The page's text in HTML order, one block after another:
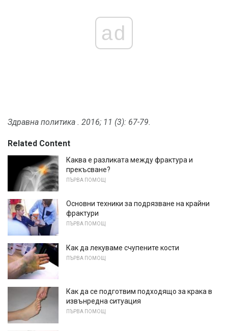
ad
Здравна политика . 2016; 11 (3): 67-79.
Related Content
Каква е разликата между фрактура и
прекъсване?
ПЪРВА ПОМОЩ
Основни техники за подрязване на крайни
фрактури
ПЪРВА ПОМОЩ
Как да лекуваме счупените кости
ПЪРВА ПОМОЩ
Как да се подготвим подходящо за крака в
извънредна ситуация
ПЪРВА ПОМОЩ